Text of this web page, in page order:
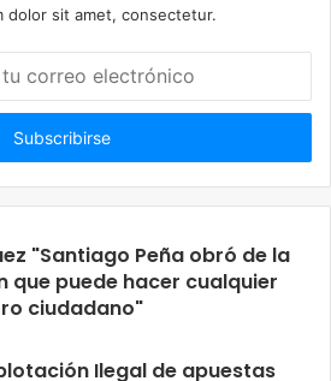
dolor sit amet, consectetur.
"Santiago Peña obró de la
que puede hacer cualquier
ciudadano"
Ilegal de apuestas